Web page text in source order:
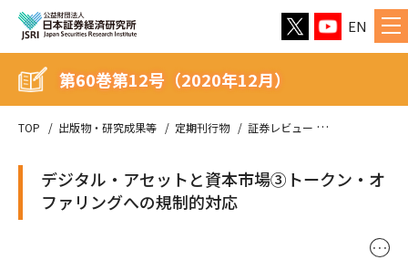
EN
TOP 出版物・研究成果等 定期刊行物 証券レビュー
第60巻第12号（2020年12月）
デジタル・アセットと資本市場③トークン・オ
ファリングへの規制的対応
･･･